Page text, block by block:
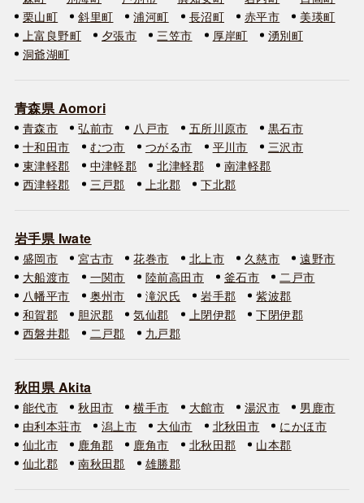
栗山町
斜里町 浦河町 長沼町 赤平市
美瑛町
上富良野町
夕張市 三笠市 厚岸町
湧別町
洞爺湖町
青森県 Aomori
青森市 弘前市 八戸市 五所川原市
黒石市
十和田市
むつ市 つがる市 平川市
三沢市
東津軽郡
中津軽郡 北津軽郡
南津軽郡
西津軽郡
三戸郡 上北郡 下北郡
岩手県 Iwate
盛岡市 宮古市 花巻市 北上市 久慈市
遠野市
大船渡市
一関市 陸前高田市 釜石市
二戸市
八幡平市
奥州市 滝沢氏 岩手郡
紫波郡
和賀郡
胆沢郡 気仙郡 上閉伊郡
下閉伊郡
西磐井郡
二戸郡 九戸郡
秋田県 Akita
能代市 秋田市 横手市 大館市 湯沢市
男鹿市
由利本荘市
潟上市 大仙市 北秋田市
にかほ市
仙北市
鹿角郡 鹿角市 北秋田郡
山本郡
仙北郡
南秋田郡 雄勝郡